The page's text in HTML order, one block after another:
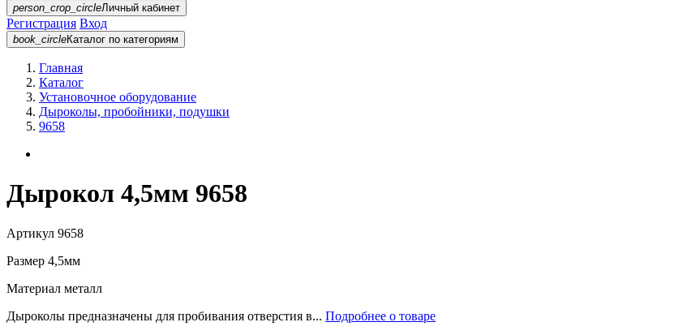
person_crop_circleЛичный кабинет
Регистрация Вход
book_circleКаталог по категориям
Главная
Каталог
Установочное оборудование
Дыроколы, пробойники, подушки
9658
Дырокол 4,5мм 9658
Артикул 9658
Размер 4,5мм
Материал металл
Дыроколы предназначены для пробивания отверстия в... Подробнее о товаре